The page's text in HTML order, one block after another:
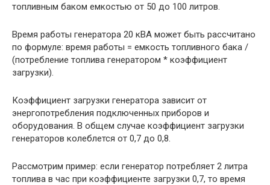
топливным баком емкостью от 50 до 100 литров.
Время работы генератора 20 кВА может быть рассчитано
по формуле: время работы = емкость топливного бака /
(потребление топлива генератором * коэффициент
загрузки).
Коэффициент загрузки генератора зависит от
энергопотребления подключенных приборов и
оборудования. В общем случае коэффициент загрузки
генераторов колеблется от 0,7 до 0,8.
Рассмотрим пример: если генератор потребляет 2 литра
топлива в час при коэффициенте загрузки 0,7, то время